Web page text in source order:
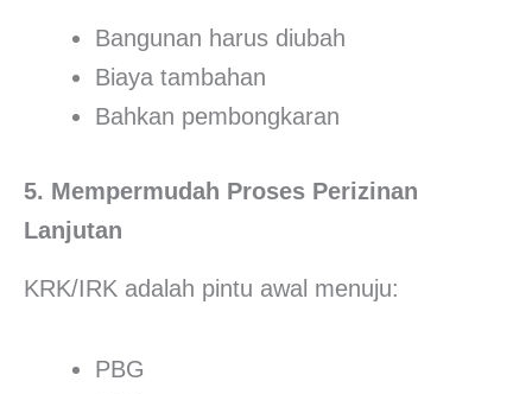
Bangunan harus diubah
Biaya tambahan
Bahkan pembongkaran
5. Mempermudah Proses Perizinan
Lanjutan
KRK/IRK adalah pintu awal menuju:
PBG